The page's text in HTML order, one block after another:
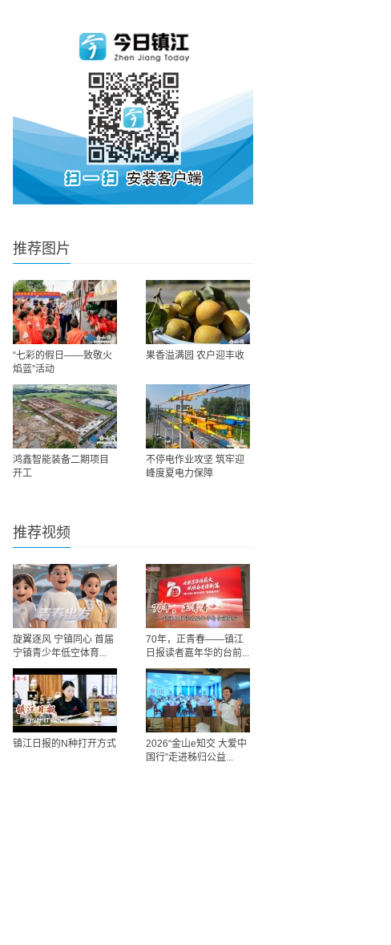
推荐图片
“七彩的假日——致敬火
焰蓝”活动
果香溢满园 农户迎丰收
鸿鑫智能装备二期项目
开工
不停电作业攻坚 筑牢迎
峰度夏电力保障
推荐视频
旋翼逐风 宁镇同心 首届
宁镇青少年低空体育...
70年，正青春——镇江
日报读者嘉年华的台前...
镇江日报的N种打开方式
2026“金山e知交 大爱中
国行”走进秭归公益...